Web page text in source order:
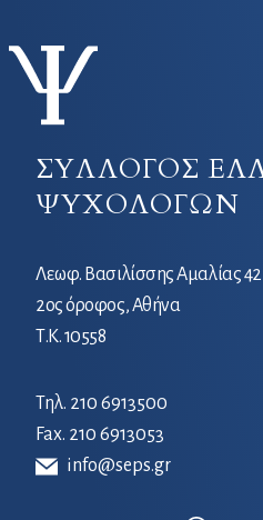
ΣΥΛΛΟΓΟΣ
ΨΥΧΟΛΟΓΩΝ
Λεωφ. Βασιλίσσης Αμαλίας 42
2ος όροφος, Αθήνα
Τ.Κ. 10558
Τηλ. 210 6913500
Fax. 210 6913053
info@seps.gr